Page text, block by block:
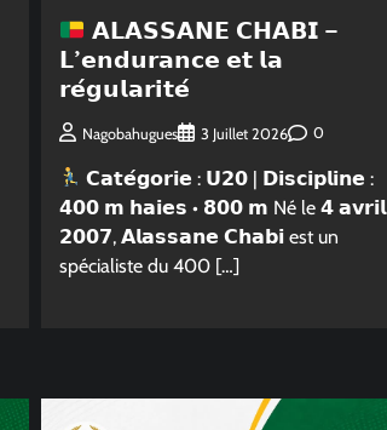
𝗔𝗟𝗔𝗦𝗦𝗔𝗡𝗘 𝗖𝗛𝗔𝗕𝗜 –
𝗟’𝗲𝗻𝗱𝘂𝗿𝗮𝗻𝗰𝗲 𝗲𝘁 𝗹𝗮
𝗿𝗲́𝗴𝘂𝗹𝗮𝗿𝗶𝘁𝗲́
Nagobahugues 3 Juillet 2026 0
𝗖𝗮𝘁𝗲́𝗴𝗼𝗿𝗶𝗲 : 𝗨𝟮𝟬 | 𝗗𝗶𝘀𝗰𝗶𝗽𝗹𝗶𝗻𝗲 :
𝟰𝟬𝟬 𝗺 𝗵𝗮𝗶𝗲𝘀 • 𝟴𝟬𝟬 𝗺 Né le 𝟰 𝗮𝘃𝗿𝗶𝗹
𝟮𝟬𝟬𝟳, 𝗔𝗹𝗮𝘀𝘀𝗮𝗻𝗲 𝗖𝗵𝗮𝗯𝗶 est un
spécialiste du 400 […]